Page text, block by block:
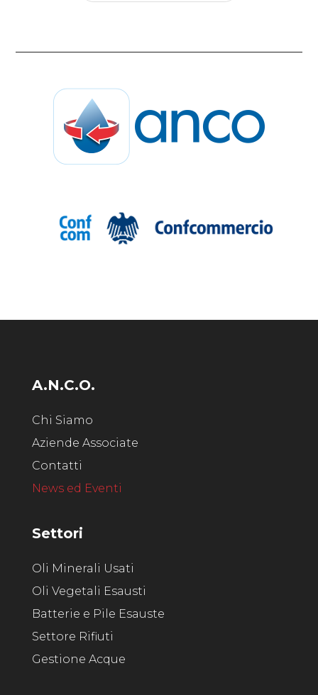
A.N.C.O.
Chi Siamo
Aziende Associate
Contatti
News ed Eventi
Settori
Oli Minerali Usati
Oli Vegetali Esausti
Batterie e Pile Esauste
Settore Rifiuti
Gestione Acque